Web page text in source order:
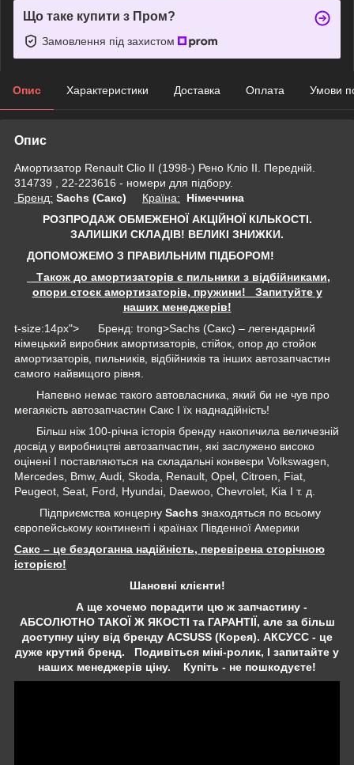
Що таке купити з Пром?
Замовлення під захистом
Опис Характеристики Доставка Оплата Умови
Опис
Амортизатор Renault Clio II (1998-) Рено Кліо II. Передній.
314739 , 22-223616 - номери для підбору.
Бренд: Sachs (Сакс) Країна: Німеччина
РОЗПРОДАЖ ОБМЕЖЕНОЇ АКЦІЙНОЇ КІЛЬКОСТІ.
ЗАЛИШКИ СКЛАДІВ! ВЕЛИКІ ЗНИЖКИ.
ДОПОМОЖЕМО З ПРАВИЛЬНИМ ПІДБОРОМ!
Також до амортизаторів є пильники з відбійниками,
опори стоєк амортизаторів, пружини! Запитуйте у
наших менеджерів!
t-size:14px"> Бренд: trong>Sachs (Сакс) – легендарний
німецький виробник амортизаторів, стійок, опор до стойок
амортизаторів, пильників, відбійників та інших автозапчастин
самого найвищого рівня.
Напевно немає такого автовласника, який би не чув про
мегаякість автозапчастин Сакс І їх наднадійність!
Більш ніж 100-річна історія бренду накопичила величезній
досвід у виробництві автозапчастин, які заслужено високо
оцінені І поставляються на складальні конвеєри Volkswagen,
Mercedes, Bmw, Audi, Skoda, Renault, Opel, Citroen, Fiat,
Peugeot, Seat, Ford, Hyundai, Daewoo, Chevrolet, Kia І т. д.
Підприємства концерну Sachs знаходяться по всьому
європейському континенті і країнах Південної Америки
Сакс – це бездоганна надійність, перевірена сторічною
історією!
Шановні клієнти!
А ще хочемо порадити цю ж запчастину -
АБСОЛЮТНО ТАКОЇ Ж ЯКОСТІ та ГАРАНТІЇ, але за більш
доступну ціну від бренду ACSUSS (Корея). АКСУСС - це
дуже крутий бренд. Подивіться міні-ролик, І запитайте у
наших менеджерів ціну. Купіть - не пошкодуєте!